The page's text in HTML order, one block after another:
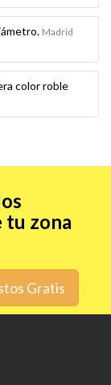
Madrid
color roble
tu zona
Gratis